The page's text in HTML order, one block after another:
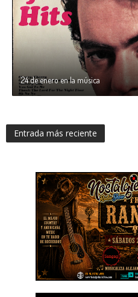
24 de enero en la música
Entrada más reciente